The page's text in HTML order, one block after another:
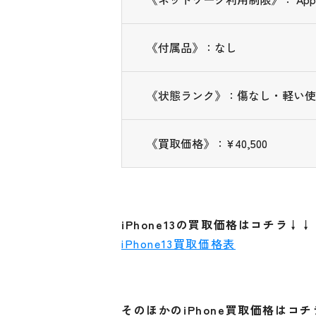
《付属品》：なし
《状態ランク》：傷なし・軽い
《買取価格》：¥40,500
iPhone13の買取価格はコチラ↓↓
iPhone13買取価格表
そのほかのiPhone買取価格はコ